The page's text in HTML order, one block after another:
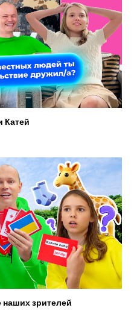
Катей
наших зрителей